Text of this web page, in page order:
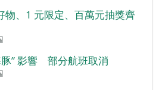
物、1 元限定、百萬元抽獎齊
豚” 影響 部分航班取消